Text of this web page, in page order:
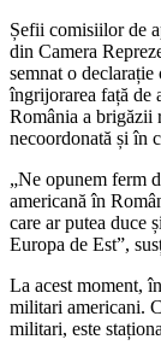
Șefii comisiilor de
din Camera
semnat o
îngrijorarea față de
România a brigăzii
necoordonată și în
„Ne opunem ferm
americană în
care ar putea duce
Europa de Est”,
La acest moment,
militari americani.
militari, este